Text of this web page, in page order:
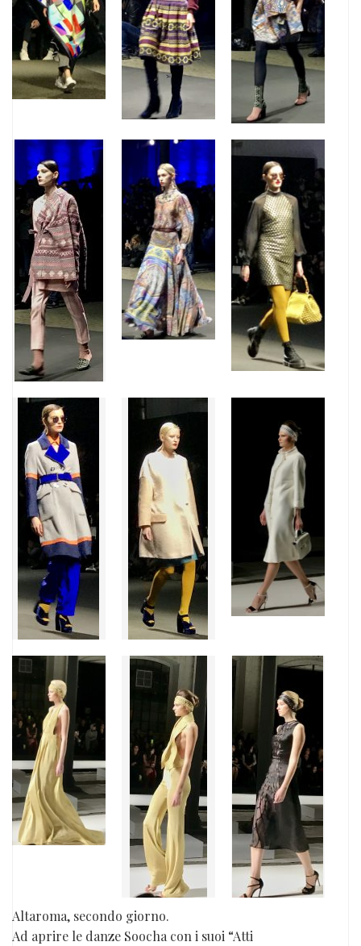
Altaroma, secondo giorno.
Ad aprire le danze Soocha con i suoi “Atti